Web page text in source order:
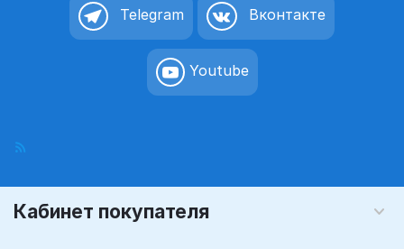
Telegram Вконтакте
Youtube
Кабинет покупателя